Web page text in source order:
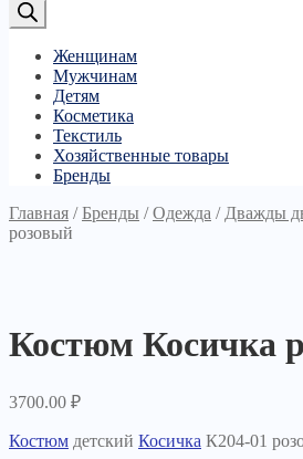
Женщинам
Мужчинам
Детям
Косметика
Текстиль
Хозяйственные товары
Бренды
Главная /Бренды /Одежда / Дважды
розовый
Костюм Косичка
3700.00 ₽
Костюм детский Косичка К204-01